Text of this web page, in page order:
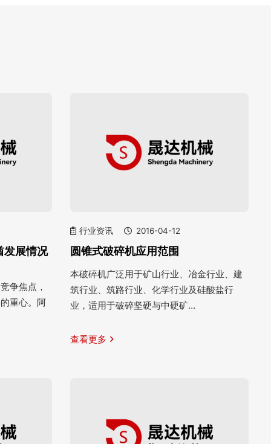
发展情况
争焦点，
重心。阿
行业资讯 2016-04-12
圆锥式破碎机应用范围
本破碎机广泛用于矿山行业、冶金行业、建
筑行业、筑路行业、化学行业及硅酸盐行
业，适用于破碎坚硬与中硬矿…
查看更多